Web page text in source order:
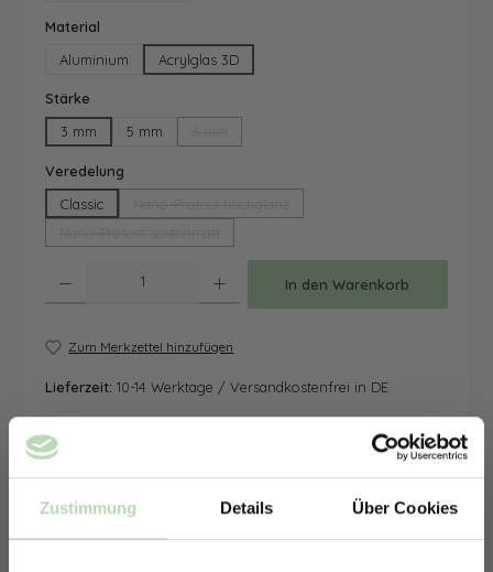
Zustimmung Details Über Cookies
Material
Aluminium
Acrylglas 3D
Stärke
3 mm
5 mm
Veredelung
Classic
In den Warenkorb
Zum Merkzettel hinzufügen
Lieferzeit: 10-14 Werktage / Versandkostenfrei in DE